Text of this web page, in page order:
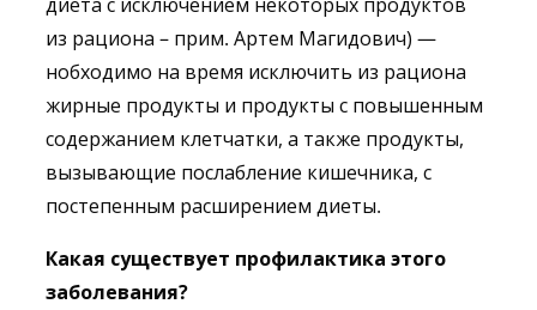
из рациона – прим. Артем Магидович) —
нобходимо на время исключить из рациона
жирные продукты и продукты с повышенным
содержанием клетчатки, а также продукты,
вызывающие послабление кишечника, с
постепенным расширением диеты.
Какая существует профилактика этого
заболевания?